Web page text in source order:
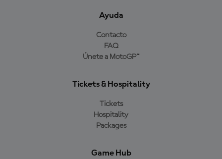
Ayuda
Contacto
FAQ
Únete a MotoGP™
Tickets & Hospitality
Tickets
Hospitality
Packages
Game Hub